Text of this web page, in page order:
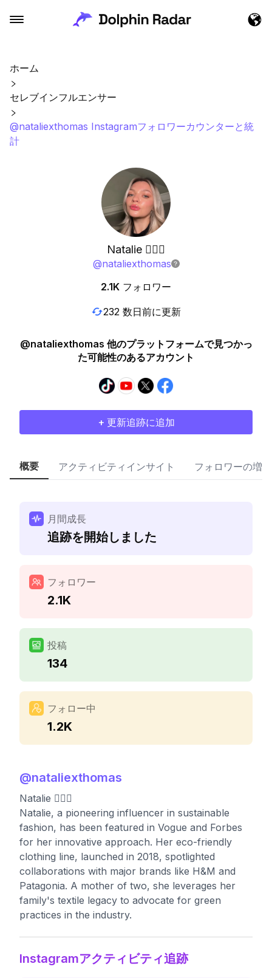
ホーム
セレブインフルエンサー
@nataliexthomas Instagramフォロワーカウンターと統
計
Natalie 🧚🏼‍♀️
@nataliexthomas
2.1K フォロワー
232 数日前に更新
@nataliexthomas 他のプラットフォームで見つかっ
た可能性のあるアカウント
+ 更新追跡に追加
概要 アクティビティインサイト フォロワーの増加
月間成長
追跡を開始しました
フォロワー
2.1K
投稿
134
フォロー中
1.2K
@nataliexthomas
Natalie 🧚🏼‍♀️
Natalie, a pioneering influencer in sustainable
fashion, has been featured in Vogue and Forbes
for her innovative approach. Her eco-friendly
clothing line, launched in 2018, spotlighted
collaborations with major brands like H&M and
Patagonia. A mother of two, she leverages her
family's textile legacy to advocate for green
practices in the industry.
Instagramアクティビティ追跡